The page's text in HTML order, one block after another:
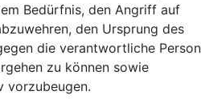
Bedürfnis, den Angriff auf
den Ursprung des
die verantwortliche Person
zu können sowie
vorzubeugen.